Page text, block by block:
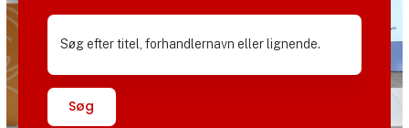
Søg efter titel, forhandlernavn eller lignende.
Søg